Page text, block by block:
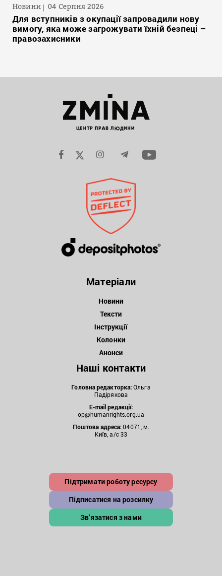
Новини 04 Серпня 2026
Для вступників з окупації запровадили нову
вимогу, яка може загрожувати їхній безпеці –
правозахисники
Матеріали
Новини
Тексти
Інструкції
Колонки
Анонси
Наші контакти
Головна редакторка:Ольга
Падірякова
E-mail редакції:
op@humanrights.org.ua
Поштова адреса:04071, м.
Київ, а/с 33
Підтримати роботу ресурсу
Підписатися на розсилку
Зв’язатися з нами